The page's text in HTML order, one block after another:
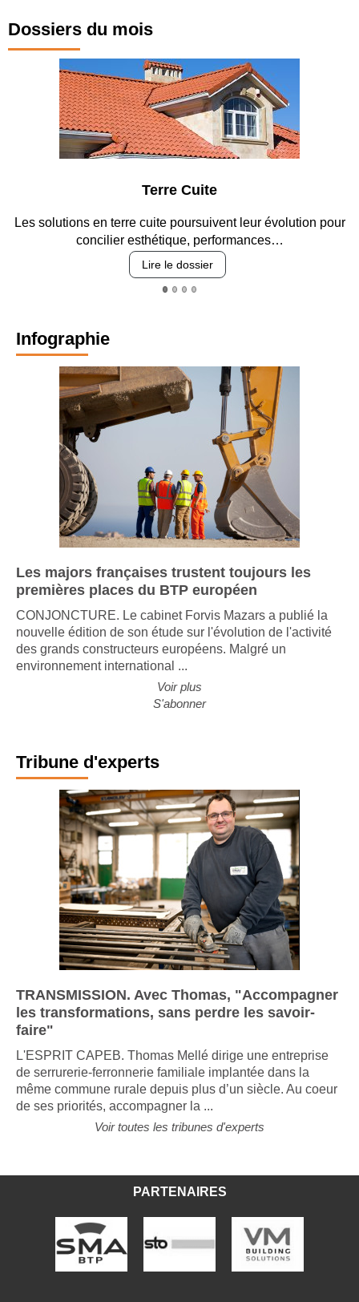
Dossiers du mois
Terre Cuite
Les solutions en terre cuite poursuivent leur évolution pour
concilier esthétique, performances…
Lire le dossier
Infographie
Les majors françaises trustent toujours les
premières places du BTP européen
CONJONCTURE. Le cabinet Forvis Mazars a publié la
nouvelle édition de son étude sur l'évolution de l'activité
des grands constructeurs européens. Malgré un
environnement international ...
Voir plus
S'abonner
Tribune d'experts
TRANSMISSION. Avec Thomas, "Accompagner
les transformations, sans perdre les savoir-
faire"
L'ESPRIT CAPEB. Thomas Mellé dirige une entreprise
de serrurerie-ferronnerie familiale implantée dans la
même commune rurale depuis plus d’un siècle. Au coeur
de ses priorités, accompagner la ...
Voir toutes les tribunes d'experts
PARTENAIRES